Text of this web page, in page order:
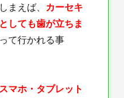
まえば、
カーセキ
しても歯が立ちま
て行かれる事
マホ・タブレット